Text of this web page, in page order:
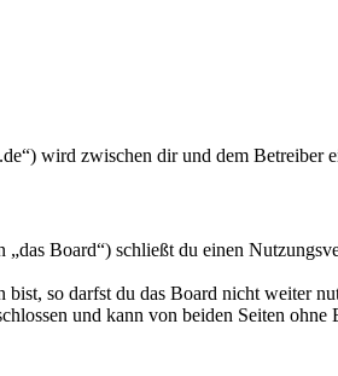
wird zwischen dir und dem Betreiber
Board“) schließt du einen
so darfst du das Board nicht weiter
und kann von beiden Seiten